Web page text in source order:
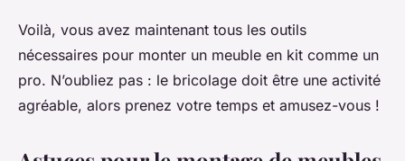
Voilà, vous avez maintenant tous les outils
nécessaires pour monter un meuble en kit comme un
pro. N’oubliez pas : le bricolage doit être une activité
agréable, alors prenez votre temps et amusez-vous !